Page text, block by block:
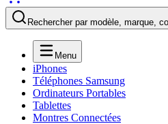
Rechercher par modèle, marque,
Menu
iPhones
Téléphones Samsung
Ordinateurs Portables
Tablettes
Montres Connectées